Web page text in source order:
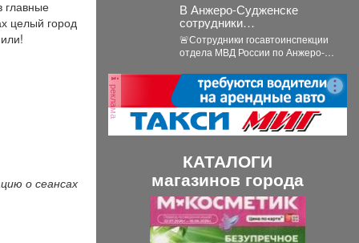
главные
целый город
о сеансах
В Анжеро-Судженске
сотрудники
госавтоинспекции оказали
доврачебную помощь
мужчине, пострадавшему
от укуса гадюки
🚨Сотрудники госавтоинспекции
отдела МВД России по Анжеро-
капитан полиции Виктор Шуман и
лейтенант...
реклама
КАТАЛОГИ
магазинов города